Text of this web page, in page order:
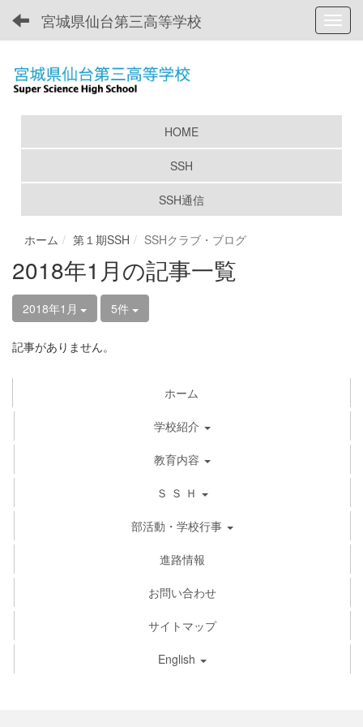
宮城県仙台第三高等学校
HOME
SSH
SSH通信
ホーム 第１期SSH SSHクラブ・ブログ
2018年1月の記事一覧
2018年1月 5件
記事がありません。
ホーム
学校紹介
教育内容
Ｓ Ｓ Ｈ
部活動・学校行事
進路情報
お問い合わせ
サイトマップ
English